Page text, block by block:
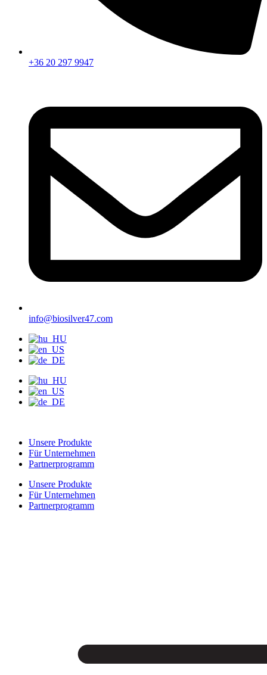
+36 20 297 9947
info@biosilver47.com
Unsere Produkte
Für Unternehmen
Partnerprogramm
Unsere Produkte
Für Unternehmen
Partnerprogramm